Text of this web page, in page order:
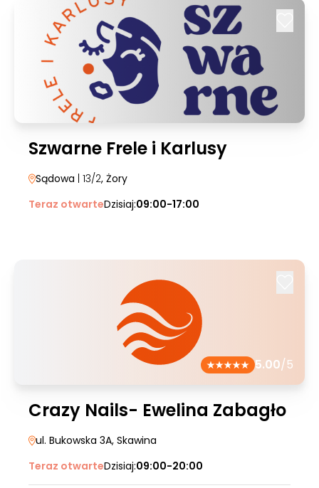
Szwarne Frele i Karlusy
Sądowa | 13/2, Żory
Teraz otwarteDzisiaj:09:00-17:00
5.00/5
Crazy Nails- Ewelina Zabagło
ul. Bukowska 3A, Skawina
Teraz otwarteDzisiaj:09:00-20:00